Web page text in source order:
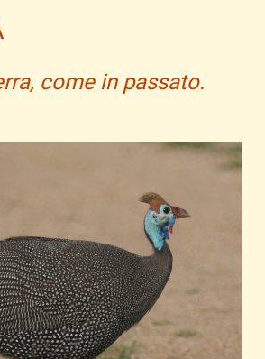
come in passato.